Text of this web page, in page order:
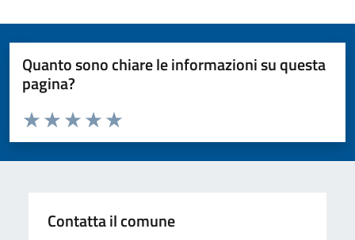
Quanto sono chiare le informazioni su questa
pagina?
Valuta da 1 a 5 stelle la pagina
Valuta 5 stelle su 5
Valuta 4 stelle su 5
Valuta 3 stelle su 5
Valuta 2 stelle su 5
Valuta 1 stelle su 5
Contatta il comune